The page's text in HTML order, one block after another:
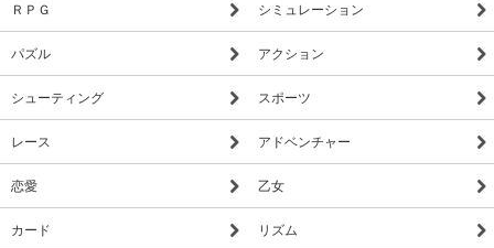
ＲＰＧ シミュレーション
パズル アクション
シューティング スポーツ
レース アドベンチャー
恋愛 乙女
カード リズム